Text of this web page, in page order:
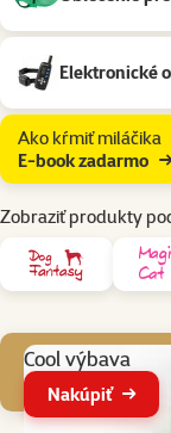
Elektronické
Ako kŕmiť miláčika
E-book zadarmo
Zobraziť produkty
Cool výbava
Nakúpiť